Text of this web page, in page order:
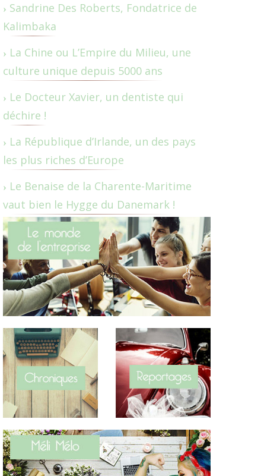
Sandrine Des Roberts, Fondatrice de
Kalimbaka
La Chine ou L’Empire du Milieu, une
culture unique depuis 5000 ans
Le Docteur Xavier, un dentiste qui
déchire !
La République d’Irlande, un des pays
les plus riches d’Europe
Le Benaise de la Charente-Maritime
vaut bien le Hygge du Danemark !